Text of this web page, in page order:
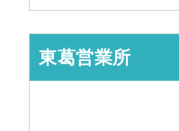
東葛営業所